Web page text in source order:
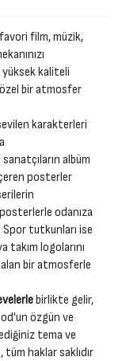
film, müzik,
kaliteli
özel bir atmosfer
karakterleri
albüm
posterler
odanıza
Spor tutkunları ise
takım logolarını
bir atmosferle
birlikte gelir,
özgün ve
tema ve
haklar saklıdır